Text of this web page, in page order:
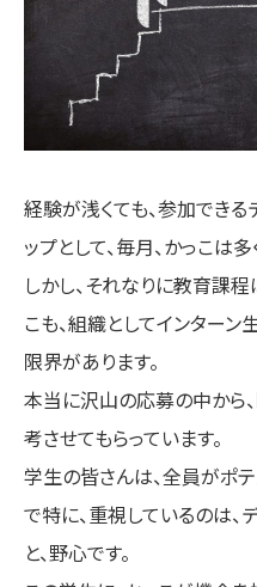
経験が浅くても、参加でき
ップとして、毎月、かっこは
しかし、それなりに教育課
こも、組織としてインター
限界があります。
本当に沢山の応募の中から
考させてもらっています。
学生の皆さんは、全員がポ
で特に、重視しているのは
と、野心です。